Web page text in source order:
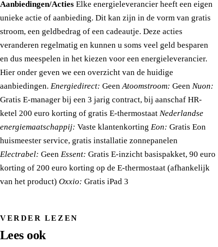
Aanbiedingen/Acties Elke energieleverancier heeft een eigen
unieke actie of aanbieding. Dit kan zijn in de vorm van gratis
stroom, een geldbedrag of een cadeautje. Deze acties
veranderen regelmatig en kunnen u soms veel geld besparen
en dus meespelen in het kiezen voor een energieleverancier.
Hier onder geven we een overzicht van de huidige
aanbiedingen. Energiedirect: GeenAtoomstroom: Geen Nuon:
Gratis E-manager bij een 3 jarig contract, bij aanschaf HR-
ketel 200 euro korting of gratis E-thermostaat Nederlandse
energiemaatschappij: Vaste klantenkorting Eon: Gratis Eon
huismeester service, gratis installatie zonnepanelen
Electrabel: Geen Essent: Gratis E-inzicht basispakket, 90 euro
korting of 200 euro korting op de E-thermostaat (afhankelijk
van het product) Oxxio: Gratis iPad 3
VERDER LEZEN
Lees ook